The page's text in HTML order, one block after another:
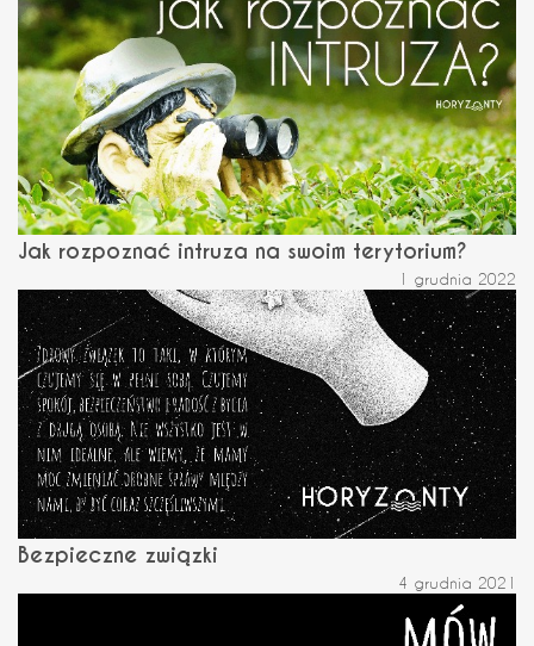
Jak rozpoznać intruza na swoim terytorium?
1 grudnia 2022
Bezpieczne związki
4 grudnia 2021